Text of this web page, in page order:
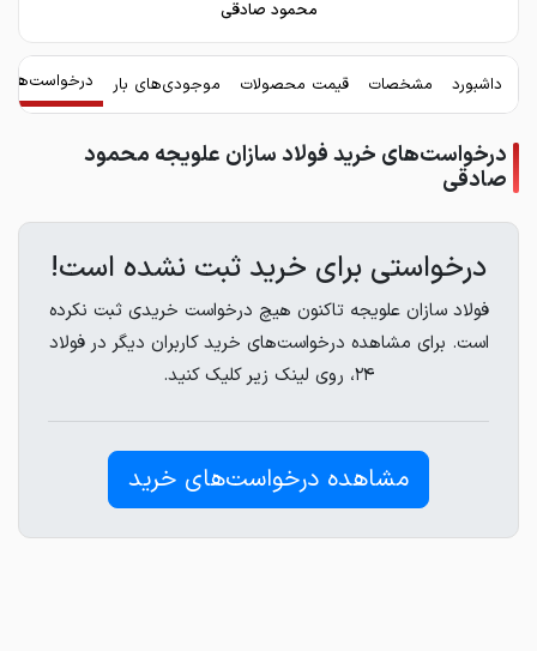
محمود صادقی
داشبورد مشخصات قیمت محصولات موجودی‌های بار
درخواست‌های خرید فولاد سازان علویجه محمود
صادقی
درخواستی برای خرید ثبت نشده است!
فولاد سازان علویجه تاکنون هیچ درخواست خریدی ثبت نکرده
است. برای مشاهده درخواست‌های خرید کاربران دیگر در فولاد
۲۴، روی لینک زیر کلیک کنید.
مشاهده درخواست‌های خرید